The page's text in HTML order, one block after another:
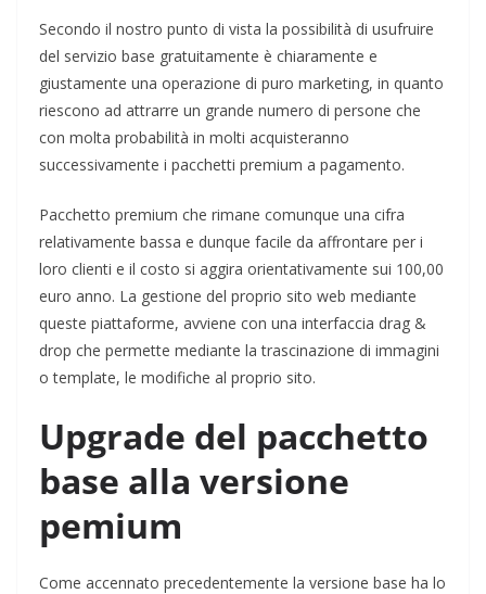
Secondo il nostro punto di vista la possibilità di usufruire
del servizio base gratuitamente è chiaramente e
giustamente una operazione di puro marketing, in quanto
riescono ad attrarre un grande numero di persone che
con molta probabilità in molti acquisteranno
successivamente i pacchetti premium a pagamento.
Pacchetto premium che rimane comunque una cifra
relativamente bassa e dunque facile da affrontare per i
loro clienti e il costo si aggira orientativamente sui 100,00
euro anno. La gestione del proprio sito web mediante
queste piattaforme, avviene con una interfaccia drag &
drop che permette mediante la trascinazione di immagini
o template, le modifiche al proprio sito.
Upgrade del pacchetto
base alla versione
pemium
Come accennato precedentemente la versione base ha lo